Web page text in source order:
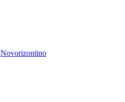
Novorizontino